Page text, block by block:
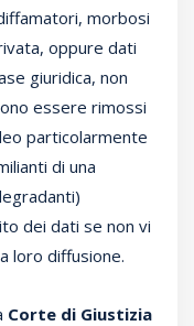
morbosi
oppure dati
giuridica, non
essere rimossi
particolarmente
di una
dei dati se non vi
loro diffusione.
Corte di Giustizia